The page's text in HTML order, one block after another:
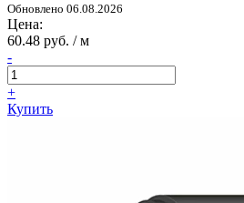
Обновлено 06.08.2026
Цена:
60.48 руб. / м
-
+
Купить